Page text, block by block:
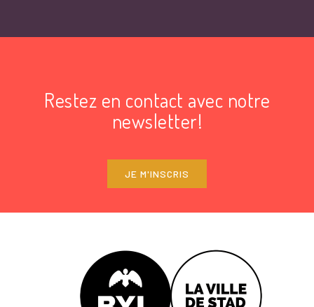
Restez en contact avec notre
newsletter!
JE M'INSCRIS